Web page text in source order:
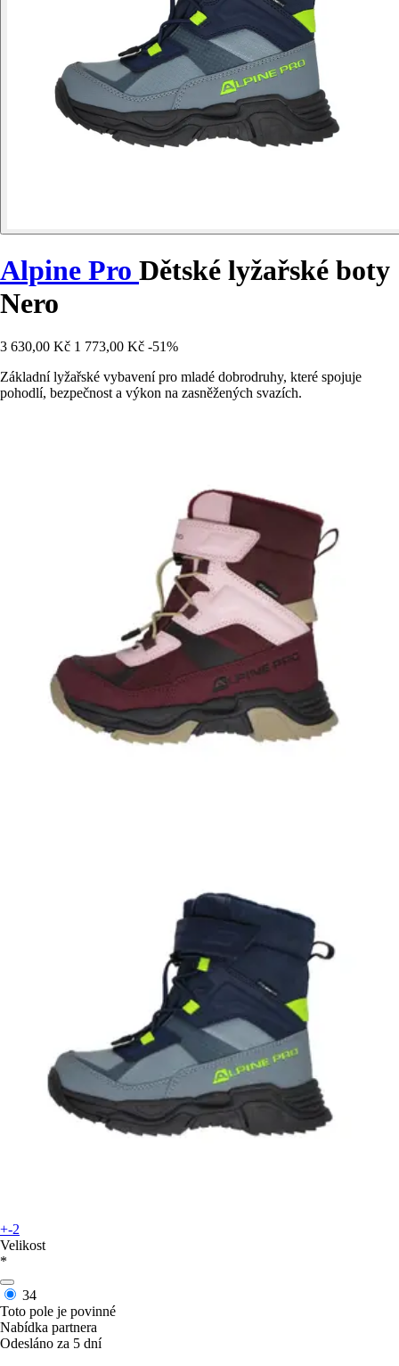
Alpine Pro Dětské lyžařské boty
Nero
3 630,00 Kč 1 773,00 Kč -51%
Základní lyžařské vybavení pro mladé dobrodruhy, které spojuje
pohodlí, bezpečnost a výkon na zasněžených svazích.
+-2
Velikost
*
34
Toto pole je povinné
Nabídka partnera
Odesláno za 5 dní